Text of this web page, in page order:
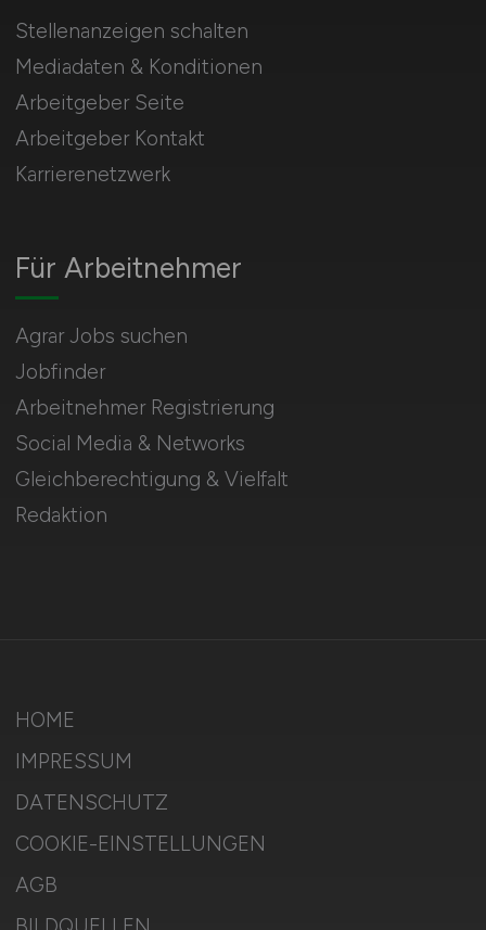
Für Arbeitnehmer
Agrar Jobs suchen
Jobfinder
Arbeitnehmer Registrierung
Social Media & Networks
Gleichberechtigung & Vielfalt
Redaktion
Stellenanzeigen schalten
Mediadaten & Konditionen
Arbeitgeber Seite
Arbeitgeber Kontakt
Karrierenetzwerk
HOME
IMPRESSUM
DATENSCHUTZ
COOKIE-EINSTELLUNGEN
AGB